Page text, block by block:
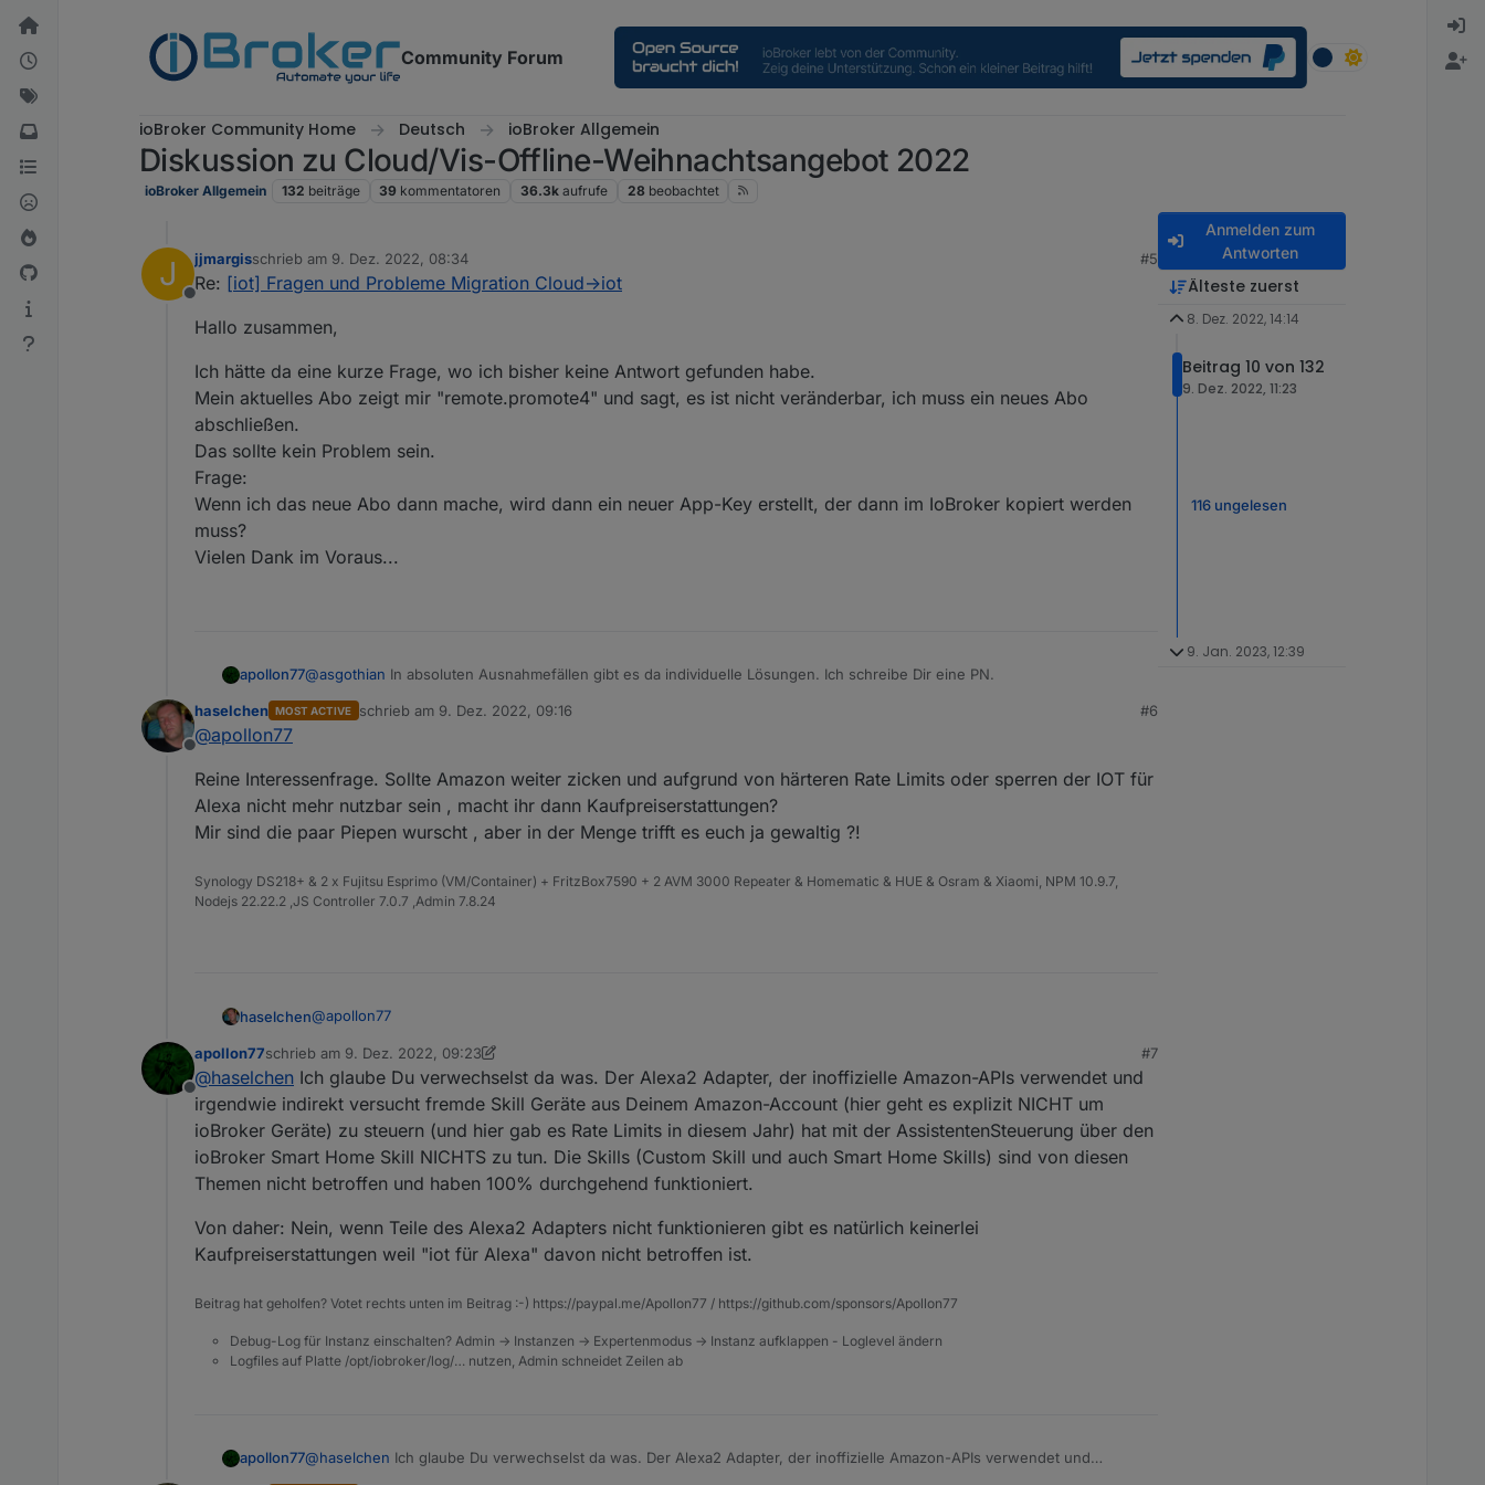
Weiter zum Inhalt
Community Forum
ioBroker Community Home Deutsch ioBroker Allgemein
Diskussion zu Cloud/Vis-Offline-Weihnachtsangebot 2022
ioBroker Allgemein 132 beiträge 39 kommentatoren 36.3k aufrufe 28 beobachtet
J
Offline
jjmargisschrieb am 9. Dez. 2022, 08:34
zuletzt editiert von
#5
Re: [iot] Fragen und Probleme Migration Cloud->iot
Hallo zusammen,
Ich hätte da eine kurze Frage, wo ich bisher keine Antwort gefunden habe.
Mein aktuelles Abo zeigt mir "remote.promote4" und sagt, es ist nicht veränderbar, ich muss ein neues Abo
abschließen.
Das sollte kein Problem sein.
Frage:
Wenn ich das neue Abo dann mache, wird dann ein neuer App-Key erstellt, der dann im IoBroker kopiert werden
muss?
Vielen Dank im Voraus...
apollon77@asgothian In absoluten Ausnahmefällen gibt es da individuelle Lösungen. Ich schreibe Dir eine PN.
Offline
haselchen MOST ACTIVE schrieb am 9. Dez. 2022, 09:16
zuletzt editiert von
#6
@apollon77
Reine Interessenfrage. Sollte Amazon weiter zicken und aufgrund von härteren Rate Limits oder sperren der IOT für
Alexa nicht mehr nutzbar sein , macht ihr dann Kaufpreiserstattungen?
Mir sind die paar Piepen wurscht , aber in der Menge trifft es euch ja gewaltig ?!
Synology DS218+ & 2 x Fujitsu Esprimo (VM/Container) + FritzBox7590 + 2 AVM 3000 Repeater & Homematic & HUE & Osram & Xiaomi, NPM 10.9.7,
Nodejs 22.22.2 ,JS Controller 7.0.7 ,Admin 7.8.24
haselchen@apollon77
Reine Interessenfrage. Sollte Amazon weiter zicken und aufgrund von härteren Rate Limits oder sperren der IOT für
Alexa nicht mehr nutzbar sein , macht ihr dann Kaufpreiserstattungen?
Mir sind die paar Piepen wurscht , aber in der Menge trifft es euch ja gewaltig ?!
Offline
apollon77schrieb am 9. Dez. 2022, 09:23
zuletzt editiert von apollon7712. Sept. 2022, 10:26
#7
@haselchen Ich glaube Du verwechselst da was. Der Alexa2 Adapter, der inoffizielle Amazon-APIs verwendet und
irgendwie indirekt versucht fremde Skill Geräte aus Deinem Amazon-Account (hier geht es explizit NICHT um
ioBroker Geräte) zu steuern (und hier gab es Rate Limits in diesem Jahr) hat mit der AssistentenSteuerung über den
ioBroker Smart Home Skill NICHTS zu tun. Die Skills (Custom Skill und auch Smart Home Skills) sind von diesen
Themen nicht betroffen und haben 100% durchgehend funktioniert.
Von daher: Nein, wenn Teile des Alexa2 Adapters nicht funktionieren gibt es natürlich keinerlei
Kaufpreiserstattungen weil "iot für Alexa" davon nicht betroffen ist.
Beitrag hat geholfen? Votet rechts unten im Beitrag :-) https://paypal.me/Apollon77 / https://github.com/sponsors/Apollon77
Debug-Log für Instanz einschalten? Admin -> Instanzen -> Expertenmodus -> Instanz aufklappen - Loglevel ändern
Logfiles auf Platte /opt/iobroker/log/… nutzen, Admin schneidet Zeilen ab
apollon77@haselchen Ich glaube Du verwechselst da was. Der Alexa2 Adapter, der inoffizielle Amazon-APIs verwendet und
Anmelden zum
Antworten
Älteste zuerst
8. Dez. 2022, 14:14
Beitrag 10 von 132
9. Dez. 2022, 11:23
116 ungelesen
9. Jan. 2023, 12:39